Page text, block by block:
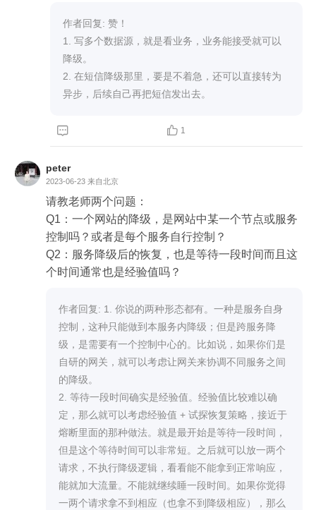
之类的事故，商家还有机会即时止损。
对于写多个数据源的情况，在不影响业务的前提
下，可以先写部分数据源，然后通过课程里面讲到
的异步等手段，再来写其它数据源。
2. 这节课还解释了一下熔断和降级的联系和区别，
或只能熔断服务的例子吗？
过主动降低服务质量，来保证系统核心功能能正常
运行。熔断是通过停止服务，来避免出现连锁故
障。
比如第三方短信平台挂了，本地的短信服务可以直
接熔断，拒绝所有发短信的请求；也可以尝试降
级，在第三方恢复前都返回一个明确的错误码，告
诉用户不能发短信的原因，避免用户不断重试。
入数据库，那么订单服务就只能进行熔断，在订单
数据库恢复前，订单服务没法提供任何服务。
作者回复: 赞！
1. 写多个数据源，就是看业务，业务能接受就可以
降级。
2. 在短信降级那里，要是不着急，还可以直接转为
异步，后续自己再把短信发出去。
  1
peter
2023-06-23 来自北京
请教老师两个问题：
Q1：一个网站的降级，是网站中某一个节点或服务
控制吗？或者是每个服务自行控制？
Q2：服务降级后的恢复，也是等待一段时间而且这
个时间通常也是经验值吗？
作者回复: 1. 你说的两种形态都有。一种是服务自身
控制，这种只能做到本服务内降级；但是跨服务降
级，是需要有一个控制中心的。比如说，如果你们是
自研的网关，就可以考虑让网关来协调不同服务之间
的降级。
2. 等待一段时间确实是经验值。经验值比较难以确
定，那么就可以考虑经验值 + 试探恢复策略，接近于
熔断里面的那种做法。就是最开始是等待一段时间，
但是这个等待时间可以非常短。之后就可以放一两个
请求，不执行降级逻辑，看看能不能拿到正常响应，
能就加大流量。不能就继续睡一段时间。如果你觉得
一两个请求拿不到相应（也拿不到降级相应），那么